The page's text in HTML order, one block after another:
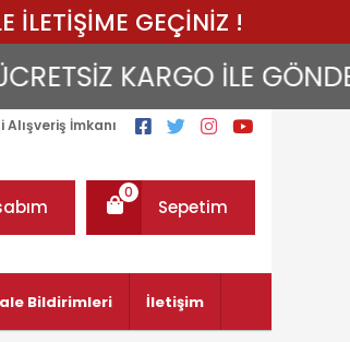
GEÇİNİZ !
KARGO İLE
Alışveriş İmkanı
Sepetim
0
Bildirimleri İletişim